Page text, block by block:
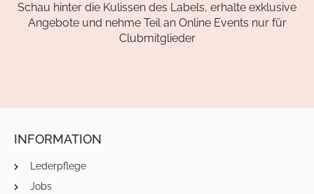
Schau hinter die Kulissen des Labels, erhalte exklusive
Angebote und nehme Teil an Online Events nur für
Clubmitglieder
INFORMATION
Lederpflege
Jobs